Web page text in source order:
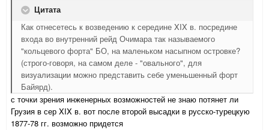
Цитата
Как отнесетесь к возведению к середине XIX в. посредине
входа во внутренний рейд Очимара так называемого
"кольцевого форта" БО, на маленьком насыпном островке?
(строго-говоря, на самом деле - "овального", для
визуализации можно представить себе уменьшенный форт
Байярд).
с точки зрения инженерных возможностей не знаю потянет ли
Грузия в сер XIX в. вот после второй высадки в русско-турецкую
1877-78 гг. возможно придется